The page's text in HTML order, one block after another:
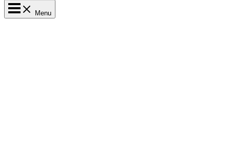
Main
Menu
Menu